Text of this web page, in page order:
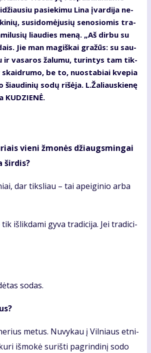
pa­sie­ki­mu Li­na įvar­di­ja ne­
su­si­do­mė­ju­sių se­no­sio­mis tra­
liau­dies me­ną. „Aš dir­bu su
Jie man ma­giš­kai gra­žūs: su sau­
ir va­sa­ros ža­lu­mu, tu­rin­tys tam tik­
be to, nuo­sta­biai kve­pia
šiau­di­nių so­dų ri­šė­ja. L.Ža­liaus­kie­nę
KU­DZIE­NĖ.
vie­ni žmo­nės džiaugs­min­gai
šir­dis?
dar tiks­liau – tai apei­gi­nio ar­ba
iš­lik­da­mi gy­va tra­di­ci­ja. Jei tra­di­ci­
so­das.
me­tus. Nu­vy­kau į Vil­niaus et­ni­
iš­mo­kė su­riš­ti pa­grin­di­nį so­do